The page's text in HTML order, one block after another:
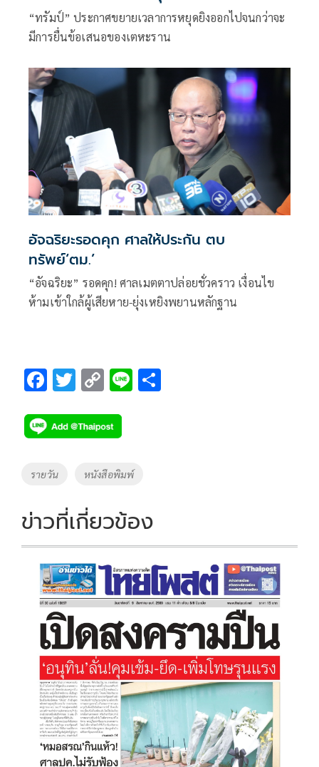
“ทรัมป์” ประกาศขยายเวลาการหยุดยิงออกไปจนกว่าจะ
มีการยื่นข้อเสนอของเตหะราน
อัจฉริยะรอดคุก ศาลให้ประกัน ตบ
ทรัพย์‘ตม.’
“อัจฉริยะ” รอดคุก! ศาลเมตตาปล่อยชั่วคราว เงื่อนไข
ห้ามเข้าใกล้ผู้เสียหาย-ยุ่งเหยิงพยานหลักฐาน
F
e
b
o
k
T
tt
er
C
p
y
Li
k
Li
Tags
รายวัน หนังสือพิมพ์
ข่าวที่เกี่ยวข้อง